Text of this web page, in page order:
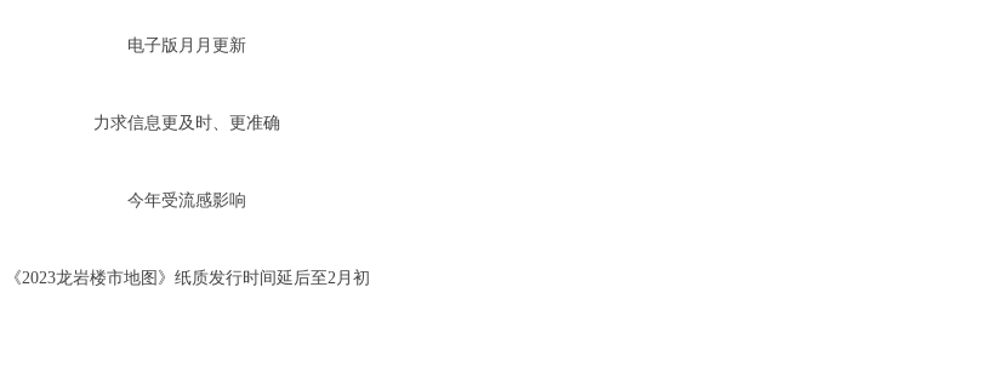
电子版月月更新
力求信息更及时、更准确
今年受流感影响
《2023龙岩楼市地图》纸质发行时间延后至2月初